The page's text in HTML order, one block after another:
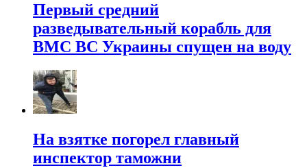
Первый средний
разведывательный корабль для
ВМС ВС Украины спущен на воду
На взятке погорел главный
инспектор таможни